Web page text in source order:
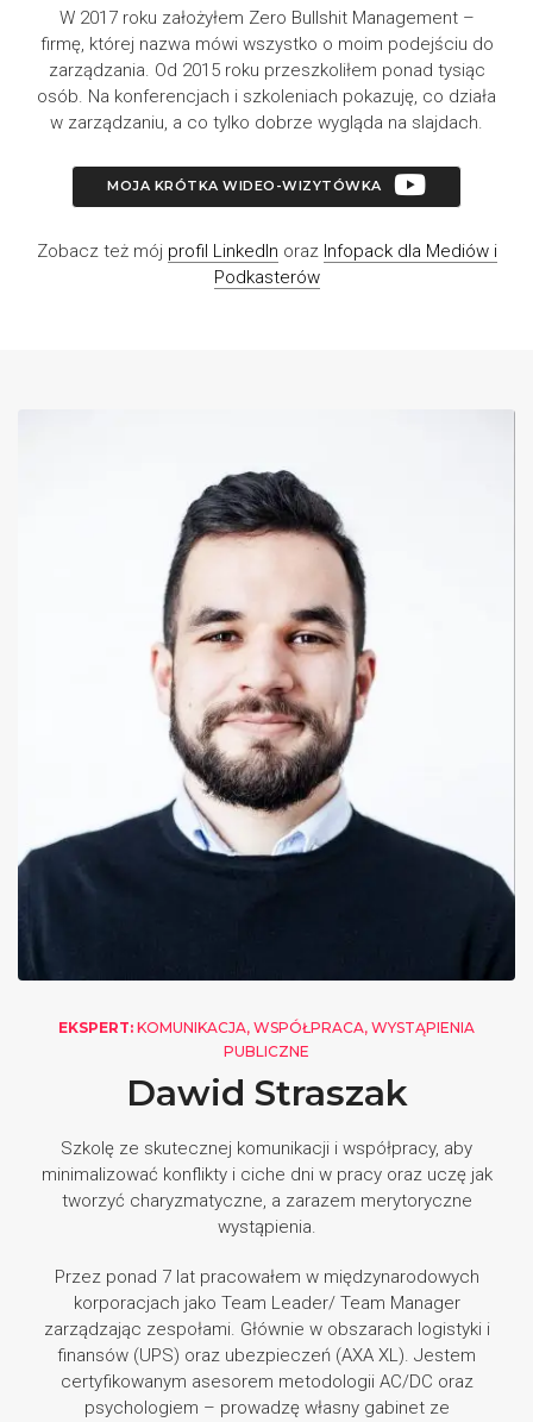
W 2017 roku założyłem Zero Bullshit Management –
firmę, której nazwa mówi wszystko o moim podejściu do
zarządzania. Od 2015 roku przeszkoliłem ponad tysiąc
osób. Na konferencjach i szkoleniach pokazuję, co działa
w zarządzaniu, a co tylko dobrze wygląda na slajdach.
MOJA KRÓTKA WIDEO-WIZYTÓWKA
Zobacz też mój profil LinkedIn oraz Infopack dla Mediów i
Podkasterów
EKSPERT: KOMUNIKACJA, WSPÓŁPRACA, WYSTĄPIENIA
PUBLICZNE
Dawid Straszak
Szkolę ze skutecznej komunikacji i współpracy, aby
minimalizować konflikty i ciche dni w pracy oraz uczę jak
tworzyć charyzmatyczne, a zarazem merytoryczne
wystąpienia.
Przez ponad 7 lat pracowałem w międzynarodowych
korporacjach jako Team Leader/ Team Manager
zarządzając zespołami. Głównie w obszarach logistyki i
finansów (UPS) oraz ubezpieczeń (AXA XL). Jestem
certyfikowanym asesorem metodologii AC/DC oraz
psychologiem – prowadzę własny gabinet ze